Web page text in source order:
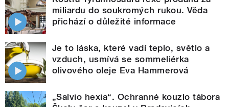
miliardu do soukromých rukou. Věda
přichází o důležité informace
Je to láska, které vadí teplo, světlo a
vzduch, usmívá se sommeliérka
olivového oleje Eva Hammerová
„Salvio hexia“. Ochranné kouzlo tábora